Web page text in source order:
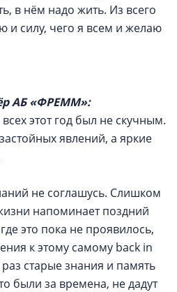
в нём надо жить. Из всего
и силу, чего я всем и желаю
АБ «ФРЕММ»:
этот год был не скучным.
явлений, а яркие
не соглашусь. Слишком
напоминает поздний
это пока не проявилось,
к этому самому back in
старые знания и память
были за времена, не дадут